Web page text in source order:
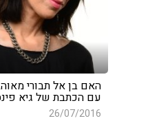
האם בן אל תבורי
עם הכתבת של גיא
26/07/2016